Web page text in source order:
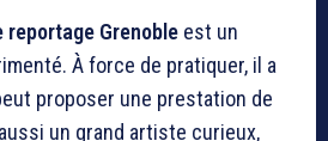
reportage Grenoble est un
À force de pratiquer, il a
proposer une prestation de
un grand artiste curieux,